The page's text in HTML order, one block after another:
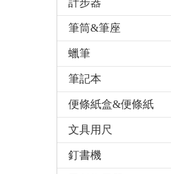
計步器
筆筒&筆座
蠟筆
筆記本
便條紙盒&便條紙
文具用尺
釘書機